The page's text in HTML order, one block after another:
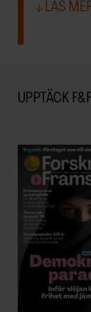
LÄS
UPPTÄCK